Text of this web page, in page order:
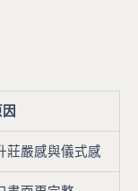
莊嚴感與儀式感